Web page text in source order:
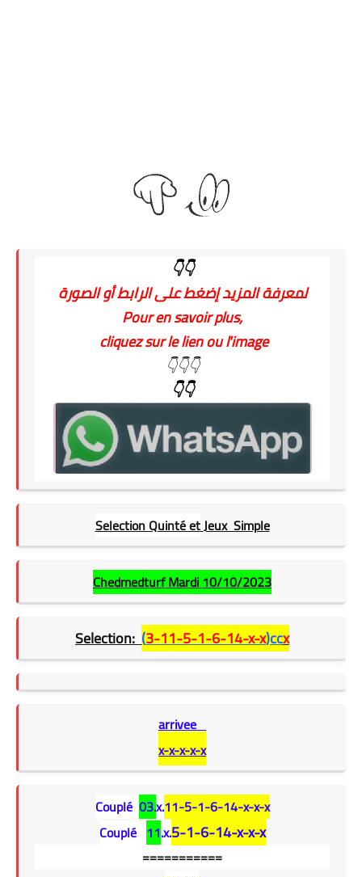
👇👇
لمعرفة المزيد إضغط على الرابط أو الصورة
Pour en savoir plus,
cliquez sur le lien ou l'image
👇👇👇
👇👇
Selection Quinté etJeux Simple
Chedmedturf Mardi10/10/2023
Selection:(3-11-5-1-6-14-x-x)ccx
arrivee
x-x-x-x-x
Couplé 03.x.11-5-1-6-14-x-x-x
Couplé 11.x.5-1-6-14-x-x-x
===========